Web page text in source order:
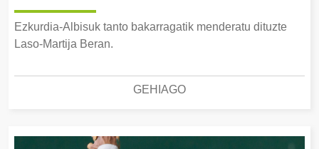
Ezkurdia-Albisuk tanto bakarragatik menderatu dituzte
Laso-Martija Beran.
GEHIAGO